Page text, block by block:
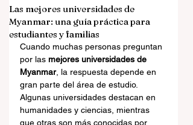
Las mejores universidades de
Myanmar: una guía práctica para
estudiantes y familias
Cuando muchas personas preguntan
por las mejores universidades de
Myanmar, la respuesta depende en
gran parte del área de estudio.
Algunas universidades destacan en
humanidades y ciencias, mientras
que otras son más conocidas por